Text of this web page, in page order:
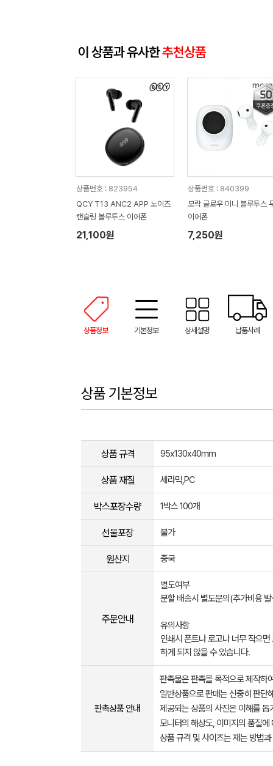
이 상품과 유사한추천상품
상품번호 : 823954
QCY T13 ANC2 APP 노이즈
캔슬링 블루투스 이어폰
21,100원
상품번호 : 840399
모락 글로우 미니 블루투스
이어폰
7,250원
상품정보 기본정보 상세설명 납품사례
상품 기본정보
상품 규격 95x130x40mm
상품 재질 세라믹,PC
박스포장수량 1박스 100개
선물포장 불가
원산지 중국
주문안내
별도여부
분할 배송시 별도문의(추가비용
유의사항
인쇄시 폰트나 로고나 너무 작으면
하게 되지 않을 수 있습니다.
판촉상품 안내
판촉물은 판촉을 목적으로 제작하
일반상품으로 판매는 신중히 판단
제공되는 상품의 사진은 이해를
모니터의 해상도, 이미지의 품질
상품 규격 및 사이즈는 재는 방법